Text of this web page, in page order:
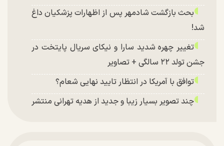
بحث بازگشت شادمهر پس از اظهارات پزشکیان داغ
شد!
تغییر چهره شدید سارا و نیکای سریال پایتخت در
جشن تولد ۲۲ سالگی + تصاویر
توافق با آمریکا در انتظار تایید نهایی شعام؟
چند تصویر بسیار زیبا و جدید از هدیه تهرانی منتشر